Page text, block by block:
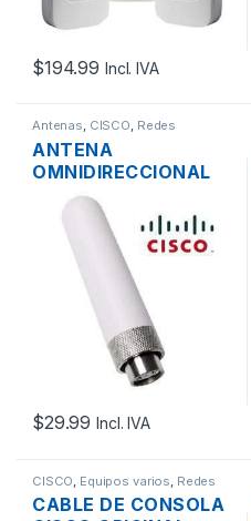
$194.99 Incl. IVA
Antenas, CISCO, Redes
ANTENA
OMNIDIRECCIONAL
CISCO AIR-
ANT2535SDW-R=
DUAL BAND DE
2.4/5GHZ 3/5 DBI
$29.99 Incl. IVA
CISCO Equipos varios Redes
CABLE DE CONSOLA